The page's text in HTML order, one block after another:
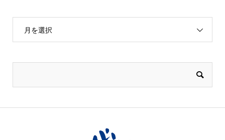
月を選択